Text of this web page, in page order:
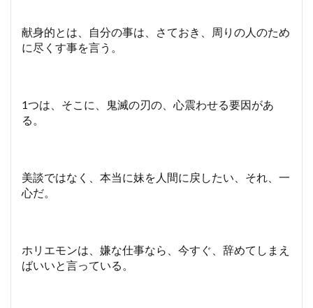
献身的とは、自分の事は、さておき、周りの人のため
に尽くす事を言う。
1つは、そこに、鬼滅の刃の、心震わせる要因があ
る。
美談ではなく、本当に妹を人間に戻したい、それ、一
心だ。
ホリエモンは、嫌な仕事なら、今すぐ、辞めてしまえ
ばいいと言っている。